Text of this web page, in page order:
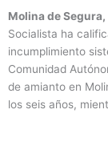
Molina de
Socialista ha
incumplimiento
Comunidad
de amianto en
los seis años,